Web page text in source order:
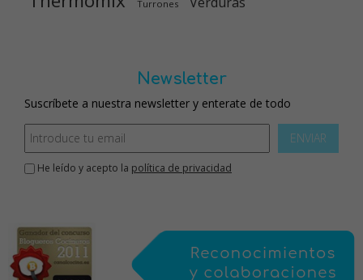
Turrones
Newsletter
Suscríbete a nuestra newsletter y enterate de todo
ENVIAR
He leído y acepto la política de privacidad